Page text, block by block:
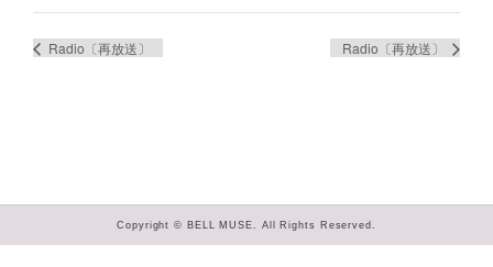
Radio〔再放送〕 Radio〔再放送〕
Copyright © BELL MUSE. All Rights Reserved.